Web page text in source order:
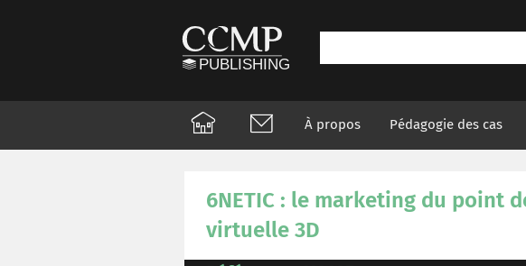
À propos Pédagogie des cas
6NETIC : le marketing du point
virtuelle 3D